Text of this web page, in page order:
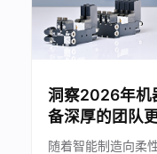
洞察2026年机
备深厚的团队
随着智能制造向柔